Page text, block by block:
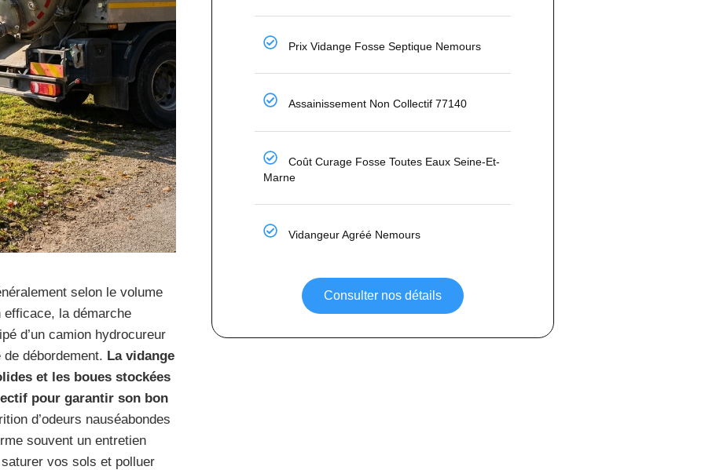
selon le volume
efficace, la démarche
d’un camion hydrocureur
débordement. La vidange
et les boues stockées
pour garantir son bon
d’odeurs nauséabondes
souvent un entretien
vos sols et polluer
Prix Vidange Fosse Septique Nemours
Assainissement Non Collectif 77140
Coût Curage Fosse Toutes Eaux Seine-Et-
Marne
Vidangeur Agréé Nemours
Consulter nos détails